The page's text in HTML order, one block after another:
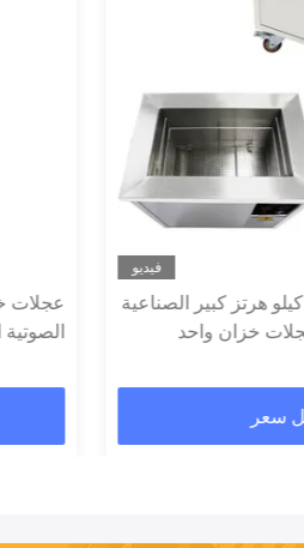
فيديو
المقاوم للصدأ 360 لتر 40 كيلو هرتز كبير الصناعية
خزان واحد
سعر
عجلات